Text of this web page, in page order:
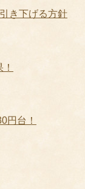
き下げる方針
円台！